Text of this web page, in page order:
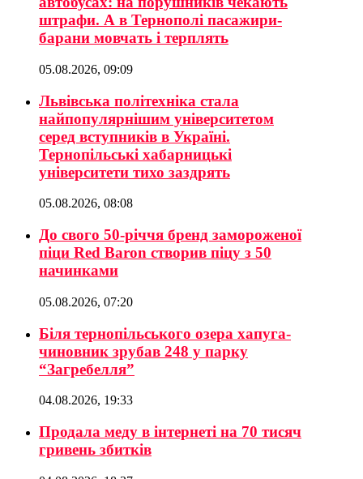
штрафи. А в Тернополі пасажири-
барани мовчать і терплять
05.08.2026, 09:09
Львівська політехніка стала
найпопулярнішим університетом
серед вступників в Україні.
Тернопільські хабарницькі
університети тихо заздрять
05.08.2026, 08:08
До свого 50-річчя бренд замороженої
піци Red Baron створив піцу з 50
начинками
05.08.2026, 07:20
Біля тернопільського озера хапуга-
чиновник зрубав 248 у парку
“Загребелля”
04.08.2026, 19:33
Продала меду в інтернеті на 70 тисяч
гривень збитків